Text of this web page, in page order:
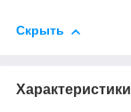
Скрыть
Характеристики